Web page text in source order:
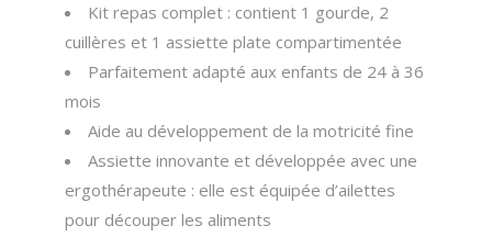
Kit repas complet : contient 1 gourde, 2
cuillères et 1 assiette plate compartimentée
Parfaitement adapté aux enfants de 24 à 36
mois
Aide au développement de la motricité fine
Assiette innovante et développée avec une
ergothérapeute : elle est équipée d’ailettes
pour découper les aliments